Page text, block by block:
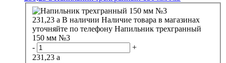
231,23 a В наличии Наличие товара в магазинах
уточняйте по телефону Напильник трехгранный
150 мм №3
-
+
231,23 a